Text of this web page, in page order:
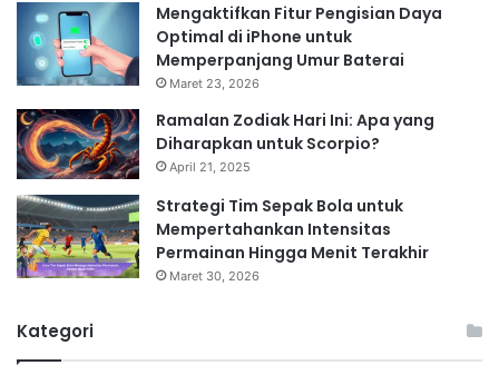
Mengaktifkan Fitur Pengisian Daya
Optimal di iPhone untuk
Memperpanjang Umur Baterai
Maret 23, 2026
Ramalan Zodiak Hari Ini: Apa yang
Diharapkan untuk Scorpio?
April 21, 2025
Strategi Tim Sepak Bola untuk
Mempertahankan Intensitas
Permainan Hingga Menit Terakhir
Maret 30, 2026
Kategori